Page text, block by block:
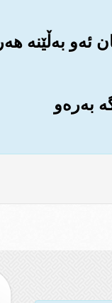
ئه‌و به‌ڵێنه هه‌ر
به‌ره‌و